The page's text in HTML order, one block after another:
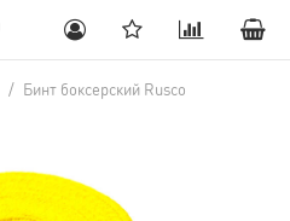
/ Бинт боксерский Rusco